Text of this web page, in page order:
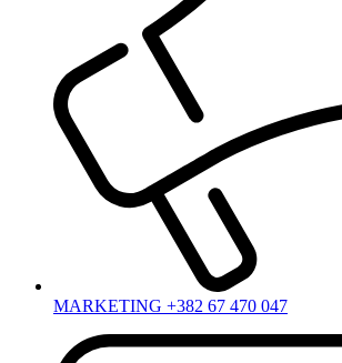
MARKETING +382 67 470 047